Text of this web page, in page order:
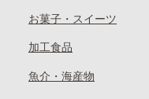
お菓子・スイーツ
加工食品
魚介・海産物